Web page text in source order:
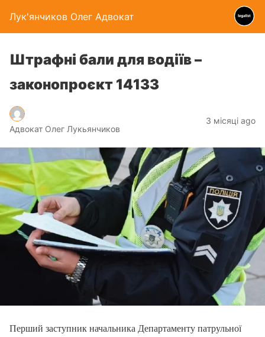
Лук'янчиков Олег Адвокат
Штрафні бали для водіїв –
законопроєкт 14133
Адвокат Олег Лукьянчиков
3 місяці ago
Перший заступник начальника Департаменту патрульної